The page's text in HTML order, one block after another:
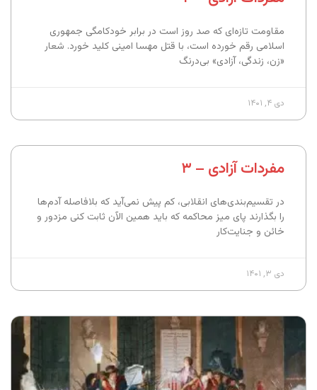
مقاومت تازه‌ای که صد روز است در برابر خودکامگی جمهوری
اسلامی رقم خورده است، با قتل مهسا امینی کلید خورد. شعار
«زن، زندگی،‌ آزادی» بی‌درنگ
دی ۴, ۱۴۰۱
مفردات آزادی – ۳
در تقسیم‌بندی‌های انقلابی، کم پیش نمی‌آید که بلافاصله آدم‌ها
را بگذارند پای میز محاکمه که باید همین الآن ثابت کنی مزدور و
خائن و جنایت‌کار
دی ۳, ۱۴۰۱